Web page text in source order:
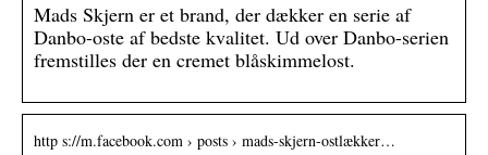
Mads Skjern er et brand, der dækker en serie af
Danbo-oste af bedste kvalitet. Ud over Danbo-serien
fremstilles der en cremet blåskimmelost.
http s://m.facebook.com › posts › mads-skjern-ostlækker…